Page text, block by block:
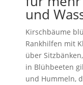
und
Kirschbäume
Rankhilfen mit
über
in Blühbeeten
und Hummeln,